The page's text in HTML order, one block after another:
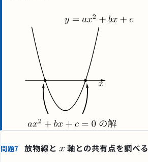
問題7 放物線と 軸との共有点を調べる